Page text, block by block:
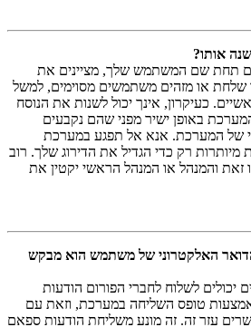
אותו?
תחת שם המשתמש שלך, מציינים את
או מזהים משתמשים מסוימים, למשל
כעיקרון, אינך יכול לשנות את הנוסח
באופן ישיר מפני שהם נקבעים
של המערכת. אנא אל תפגע במערכת
מיותרות רק כדי הגדיל את הדירוג שלך. רוב
והמנהל או המנהל הראשי יקטין את
האלקטרוני של משתמש הוא מבקש
לשלוח לחברי הפורום הודעות
טופס השליחה במערכת, וזאת עם
עזר זה. זה מונע משליחת הודעות ספאם